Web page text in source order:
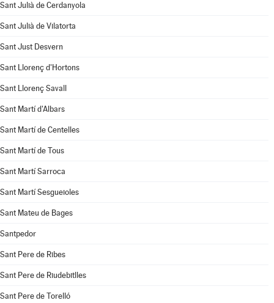
Sant Julià de Cerdanyola
Sant Julià de Vilatorta
Sant Just Desvern
Sant Llorenç d'Hortons
Sant Llorenç Savall
Sant Martí d'Albars
Sant Martí de Centelles
Sant Martí de Tous
Sant Martí Sarroca
Sant Martí Sesgueioles
Sant Mateu de Bages
Santpedor
Sant Pere de Ribes
Sant Pere de Riudebitlles
Sant Pere de Torelló